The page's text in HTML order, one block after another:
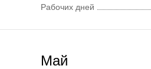
Рабочих дней
Май